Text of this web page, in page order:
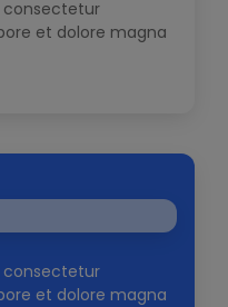
consectetur
et dolore magna
consectetur
et dolore magna